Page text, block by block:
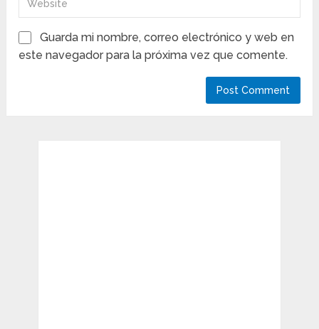
Guarda mi nombre, correo electrónico y web en
este navegador para la próxima vez que comente.